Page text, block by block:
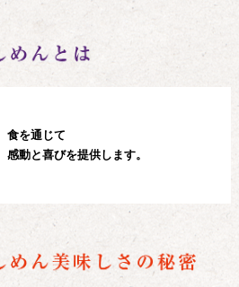
食を通じて
感動と喜びを提供します。